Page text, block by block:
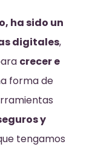
ha sido un
digitales,
crecer e
forma de
y
tengamos